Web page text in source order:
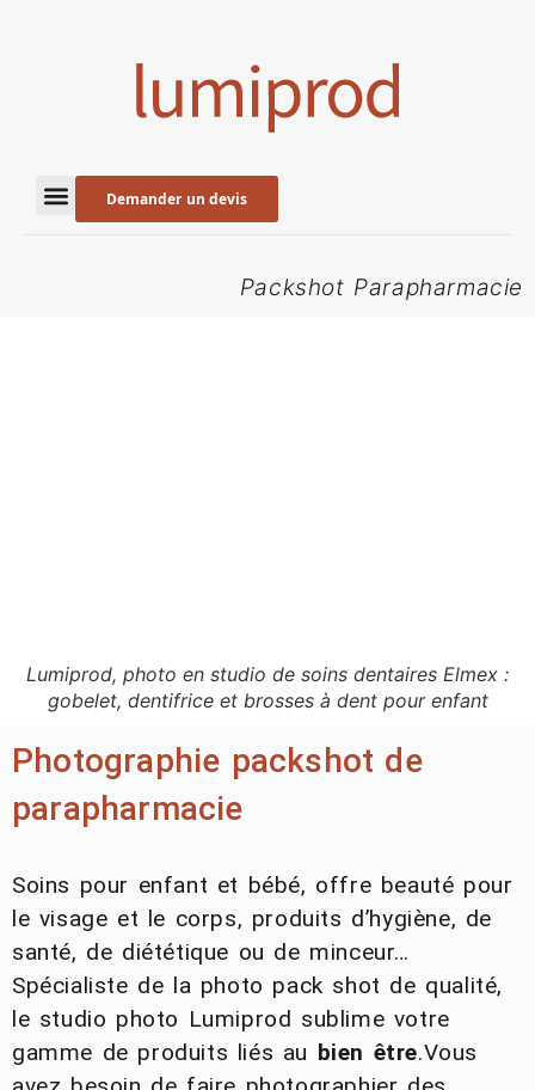
Demander un devis
Packshot Parapharmacie
Lumiprod, photo en studio de soins dentaires Elmex :
gobelet, dentifrice et brosses à dent pour enfant
Photographie packshot de
parapharmacie
Soins pour enfant et bébé, offre beauté pour
le visage et le corps, produits d’hygiène, de
santé, de diététique ou de minceur…
Spécialiste de la photo pack shot de qualité,
le studio photo Lumiprod sublime votre
gamme de produits liés au bien être.Vous